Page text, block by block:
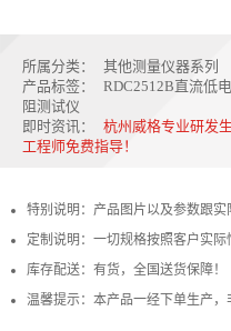
所属分类：
其他测量仪器系列
产品标签：
RDC2512B直流低
阻测试仪
即时资讯：
杭州威格专业研发
工程师免费指导！
特别说明：产品图片以及参数跟实
定制说明：一切规格按照客户实际
库存配送：有货，全国送货保障！
温馨提示：本产品一经下单生产，